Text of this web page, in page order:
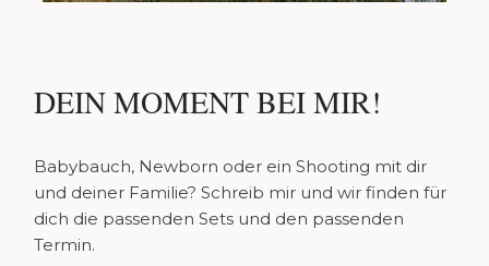
DEIN MOMENT BEI MIR!
Babybauch, Newborn oder ein Shooting mit dir
und deiner Familie? Schreib mir und wir finden für
dich die passenden Sets und den passenden
Termin.